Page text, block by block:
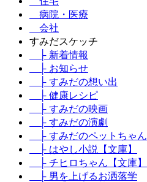
病院・医療
会社
すみだスケッチ
├ 新着情報
├ お知らせ
├ すみだの想い出
├ 健康レシピ
├ すみだの映画
├ すみだの演劇
├ すみだのペットちゃん
├ はやし小説【文庫】
├ チヒロちゃん【文庫】
├ 男を上げるお洒落学